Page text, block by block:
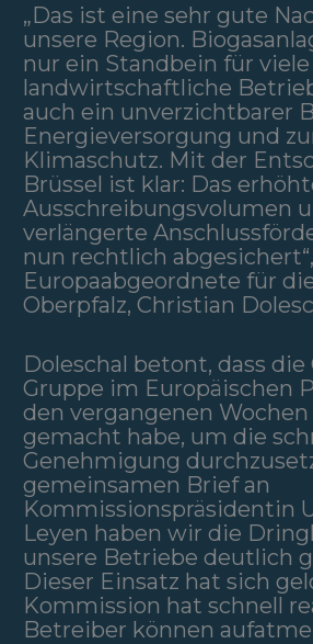
„Das ist eine sehr gute
unsere Region.
nur ein Standbein für viele
landwirtschaftliche
auch ein unverzichtbarer
Energieversorgung und
Klimaschutz. Mit der
Brüssel ist klar: Das
Ausschreibungsvolumen
verlängerte
nun rechtlich
Europaabgeordnete für
Oberpfalz, Christian
Doleschal betont, dass die
Gruppe im Europäischen
den vergangenen
gemacht habe, um die
Genehmigung
gemeinsamen Brief an
Kommissionspräsidentin
Leyen haben wir die
unsere Betriebe deutlich
Dieser Einsatz hat sich
Kommission hat schnell
Betreiber können